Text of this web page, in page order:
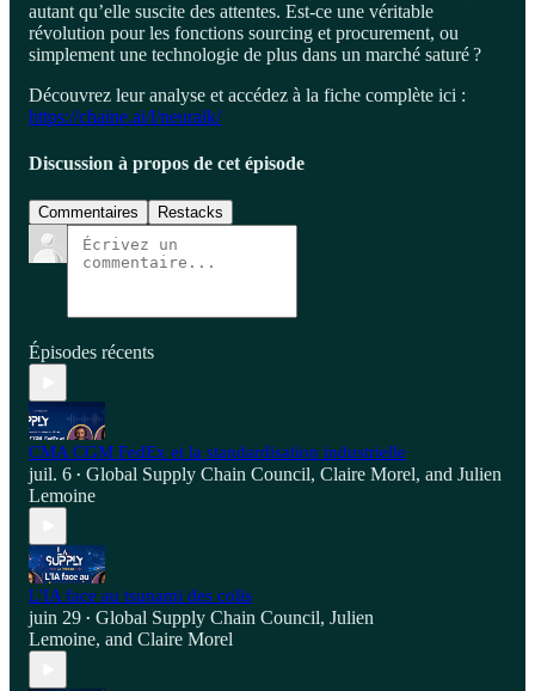
autant qu’elle suscite des attentes. Est-ce une véritable
révolution pour les fonctions sourcing et procurement, ou
simplement une technologie de plus dans un marché saturé ?
Découvrez leur analyse et accédez à la fiche complète ici :
https://chaine.ai/l/neuralk/
Discussion à propos de cet épisode
Commentaires Restacks
Épisodes récents
CMA CGM FedEx et la standardisation industrielle
juil. 6 • Global Supply Chain Council, Claire Morel, and Julien
Lemoine
L'IA face au tsunami des colis
juin 29 • Global Supply Chain Council, Julien
Lemoine, and Claire Morel